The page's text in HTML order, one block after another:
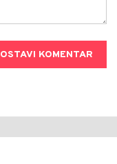
OSTAVI KOMENTAR